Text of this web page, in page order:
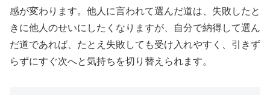
感が変わります。他人に言われて選んだ道は、失敗したと
きに他人のせいにしたくなりますが、自分で納得して選ん
だ道であれば、たとえ失敗しても受け入れやすく、引きず
らずにすぐ次へと気持ちを切り替えられます。